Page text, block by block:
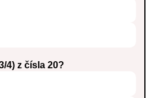
4) z čísla 20?